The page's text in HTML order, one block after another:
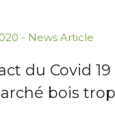
- News Article
du Covid 19
bois